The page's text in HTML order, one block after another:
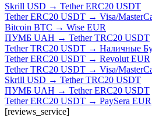
Skrill USD → Tether ERC20 USDT
Tether ERC20 USDT → Visa/
Bitcoin BTC → Wise EUR
ПУМБ UAH → Tether TRC20 USDT
Tether TRC20 USDT → Наличные
Tether ERC20 USDT → Revolut EUR
Tether TRC20 USDT → Visa/
Skrill USD → Tether TRC20 USDT
ПУМБ UAH → Tether ERC20 USDT
Tether ERC20 USDT → PaySera EUR
[reviews_service]